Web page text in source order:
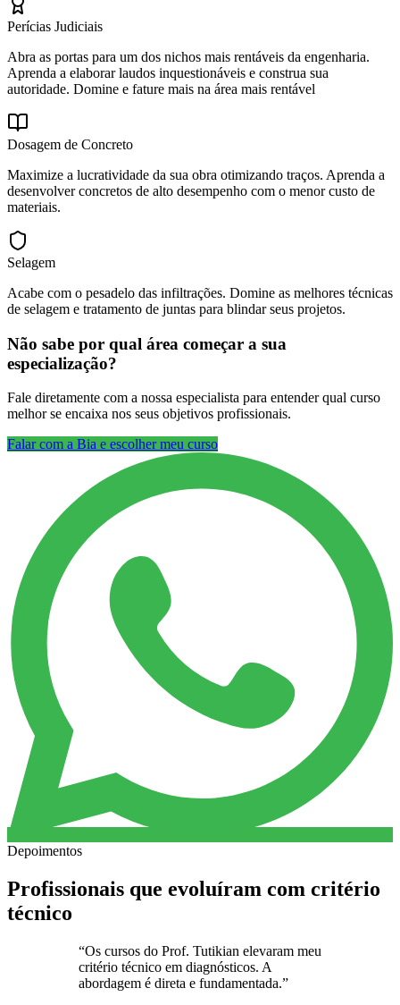
Perícias Judiciais
Abra as portas para um dos nichos mais rentáveis da engenharia.
Aprenda a elaborar laudos inquestionáveis e construa sua
autoridade. Domine e fature mais na área mais rentável
Dosagem de Concreto
Maximize a lucratividade da sua obra otimizando traços. Aprenda a
desenvolver concretos de alto desempenho com o menor custo de
materiais.
Selagem
Acabe com o pesadelo das infiltrações. Domine as melhores técnicas
de selagem e tratamento de juntas para blindar seus projetos.
Não sabe por qual área começar a sua
especialização?
Fale diretamente com a nossa especialista para entender qual curso
melhor se encaixa nos seus objetivos profissionais.
Falar com a Bia e escolher meu curso
Depoimentos
Profissionais que evoluíram com critério
técnico
“Os cursos do Prof. Tutikian elevaram meu
critério técnico em diagnósticos. A
abordagem é direta e fundamentada.”